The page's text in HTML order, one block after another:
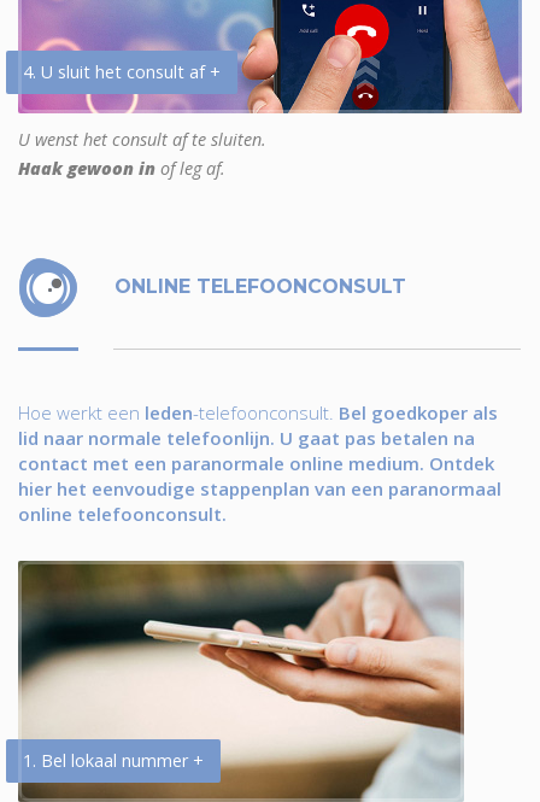
4. U sluit het consult af +
U wenst het consult af te sluiten.
Haak gewoon in of leg af.
ONLINE TELEFOONCONSULT
Hoe werkt een leden-telefoonconsult. Bel goedkoper als
lid naar normale telefoonlijn. U gaat pas betalen na
contact met een paranormale online medium. Ontdek
hier het eenvoudige stappenplan van een paranormaal
online telefoonconsult.
1. Bel lokaal nummer +